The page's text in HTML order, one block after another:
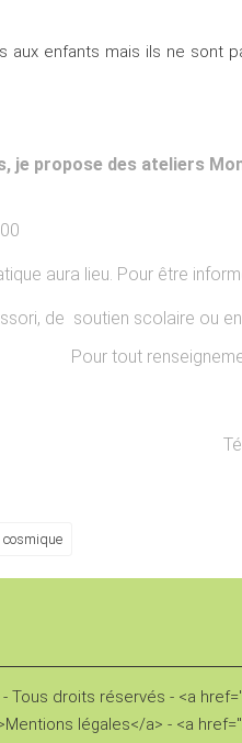
enfants mais ils ne sont
je propose des ateliers
aura lieu. Pour être
de soutien scolaire ou
Pour tout
cosmique
Tous droits réservés - <a
légales</a> - <a